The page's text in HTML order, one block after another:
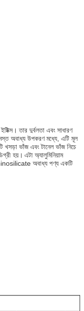
তার দুর্বলতা এবং সাধারণ
অবাধ্য উপকরণ মধ্যে, এটি মূল
খসড়া ভাঁজ এবং টানেল ভাঁজ নিচে
হয়। এটা অ্যালুমিনিয়াম
অবাধ্য পণ্য একটি